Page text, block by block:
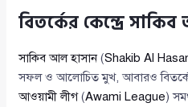
বিতর্কের কেন্দ্রে
সাকিব আল হাসান(Shakib Al
সফল ও আলোচিত মুখ, আবারও বিতর্কে
আওয়ামী লীগ(Awami League)